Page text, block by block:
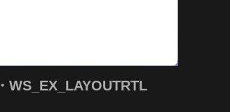
・WS_EX_LAYOUTRTL